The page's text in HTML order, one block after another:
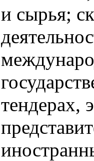
и сырья;
тендерах,